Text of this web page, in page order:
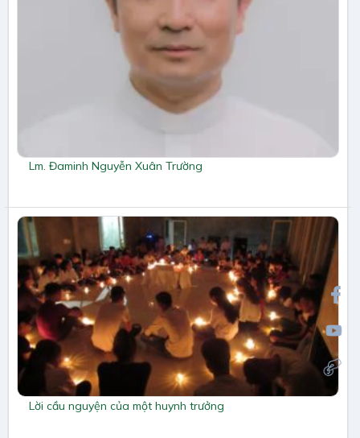
Lm. Đaminh Nguyễn Xuân Trường
Lời cầu nguyện của một huynh trưởng